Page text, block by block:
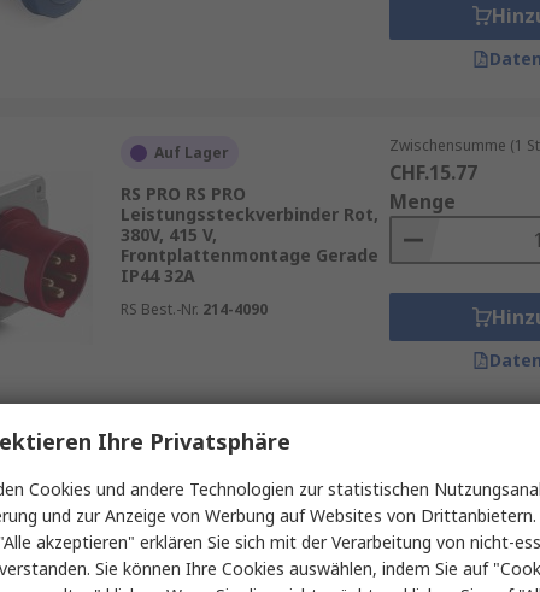
und Anschlusskomponenten, wie
umzusetzen. Zusätzlich
Anwendungen unterstützen. Mit Services
Auf Lager
RS PRO RS PRO
Leistungssteckverbinder Rot,
380V, 415 V,
Frontplattenmontage Gerade
IP44 32A
RS Best.-Nr. 214-4090
Zwischensumme (1
CHF.15.77
Menge
Vorübergehend ausverkauft
RS PRO RS PRO
Leistungssteckverbinder Grau,
230V, Wand Gerade IP44 16A
RS Best.-Nr.214-4293
Menge
Ihre Privatsphäre
Cookies und andere Technologien zur statistischen
und zur Anzeige von Werbung auf Websites von
akzeptieren" erklären Sie sich mit der Verarbeitung von nicht-
Sie können Ihre Cookies auswählen, indem Sie auf